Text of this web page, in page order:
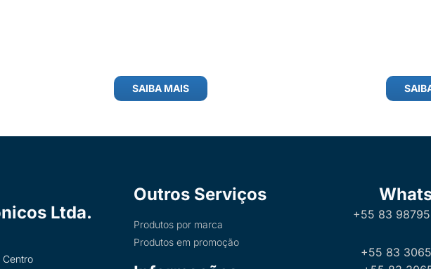
SAIBA MAIS
Ltda.
Centro
Outros Serviços
Produtos por marca
Produtos em promoção
+55 83
+55 83